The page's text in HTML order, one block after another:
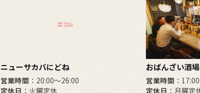
ニューサカバにどね
営業時間 ：20:00～26:00
定休日 ：火曜定休
おばんざい酒
営業時間 ：
定休日 ：月曜定